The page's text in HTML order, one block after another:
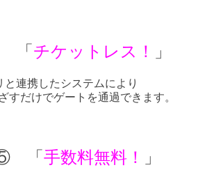
「チケットレス！ 」
と連携したシステムにより
すだけでゲートを通過できます。
⑤ 「手数料無料！ 」